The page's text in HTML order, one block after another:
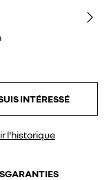
INTÉRESSÉ
l'historique
GARANTIES